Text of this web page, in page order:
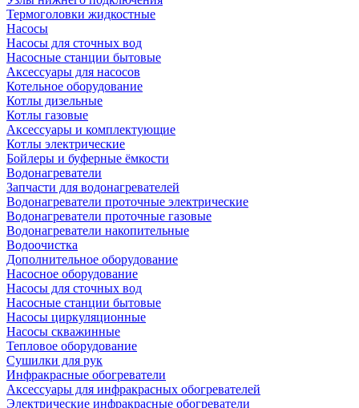
Термоголовки жидкостные
Насосы
Насосы для сточных вод
Насосные станции бытовые
Аксессуары для насосов
Котельное оборудование
Котлы дизельные
Котлы газовые
Аксессуары и комплектующие
Котлы электрические
Бойлеры и буферные ёмкости
Водонагреватели
Запчасти для водонагревателей
Водонагреватели проточные электрические
Водонагреватели проточные газовые
Водонагреватели накопительные
Водоочистка
Дополнительное оборудование
Насосное оборудование
Насосы для сточных вод
Насосные станции бытовые
Насосы циркуляционные
Насосы скважинные
Тепловое оборудование
Сушилки для рук
Инфракрасные обогреватели
Аксессуары для инфракрасных обогревателей
Электрические инфракрасные обогреватели